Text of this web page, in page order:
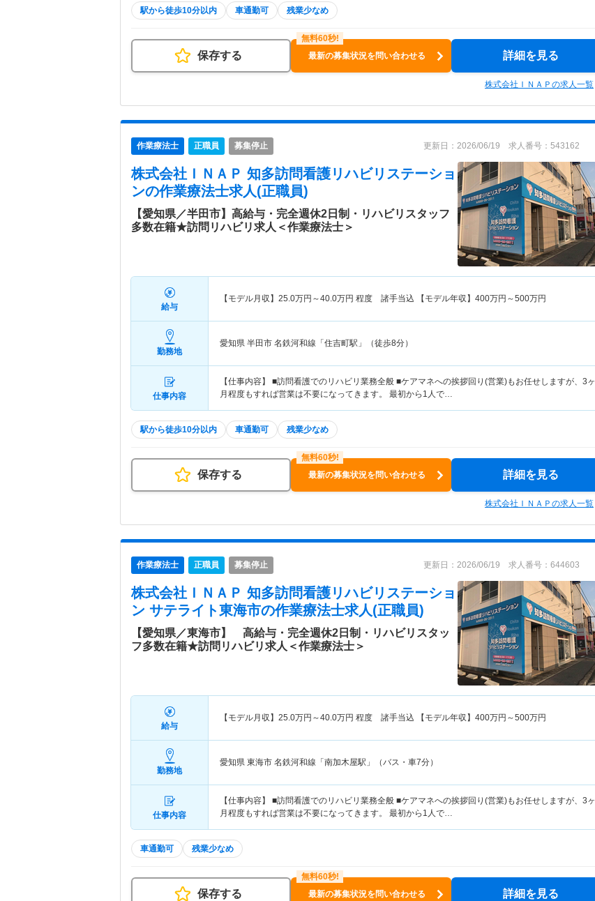
駅から徒歩10分以内 車通勤可 残業少なめ
保存する 最新の募集状況を問い合わせる 詳細を見る
株式会社ＩＮＡＰの求人一覧
作業療法士 正職員 募集停止 更新日：2026/06/19 求人番号：543162
株式会社ＩＮＡＰ 知多訪問看護リハビリステーショ
ンの作業療法士求人(正職員)
【愛知県／半田市】高給与・完全週休2日制・リハビリスタッフ
多数在籍★訪問リハビリ求人＜作業療法士＞
給与
【モデル月収】 25.0万円～40.0万円 程度 諸手当込 【モデル年収】 400万円～500万円
勤務地
愛知県 半田市 名鉄河和線「住吉町駅」（徒歩8分）
仕事内容
【仕事内容】 ■訪問看護でのリハビリ業務全般 ■ケアマネへの挨拶回り(営業)もお任せしますが、3ヶ
月程度もすれば営業は不要になってきます。 最初から1人で…
駅から徒歩10分以内 車通勤可 残業少なめ
保存する 最新の募集状況を問い合わせる 詳細を見る
株式会社ＩＮＡＰの求人一覧
作業療法士 正職員 募集停止 更新日：2026/06/19 求人番号：644603
株式会社ＩＮＡＰ 知多訪問看護リハビリステーショ
ン サテライト東海市の作業療法士求人(正職員)
【愛知県／東海市】 高給与・完全週休2日制・リハビリスタッ
フ多数在籍★訪問リハビリ求人＜作業療法士＞
給与
【モデル月収】 25.0万円～40.0万円 程度 諸手当込 【モデル年収】 400万円～500万円
勤務地
愛知県 東海市 名鉄河和線「南加木屋駅」（バス・車7分）
仕事内容
【仕事内容】 ■訪問看護でのリハビリ業務全般 ■ケアマネへの挨拶回り(営業)もお任せしますが、3ヶ
月程度もすれば営業は不要になってきます。 最初から1人で…
車通勤可 残業少なめ
保存する 最新の募集状況を問い合わせる 詳細を見る